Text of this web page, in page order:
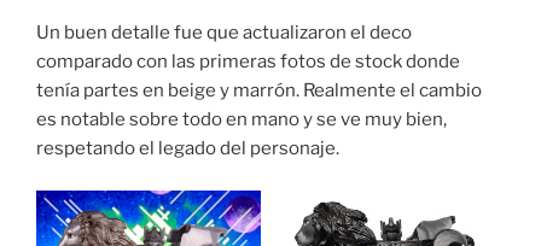
Un buen detalle fue que actualizaron el deco
comparado con las primeras fotos de stock donde
tenía partes en beige y marrón. Realmente el cambio
es notable sobre todo en mano y se ve muy bien,
respetando el legado del personaje.